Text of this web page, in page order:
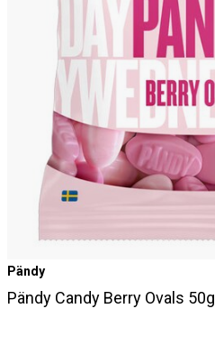
Pändy
Pändy Candy Berry Ovals 50g